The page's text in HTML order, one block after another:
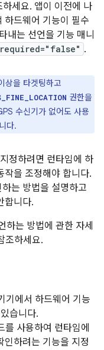
하세요. 앱이 이전에 나
하드웨어 기능이 필수
내는 선언을 기능 매니
.
을 타겟팅하고
권한을
수신기가 없어도 사용
다.
정하려면 런타임에 하
작을 조정해야 합니다.
는 방법을 설명하고
합니다.
하는 방법에 관한 자세
조하세요.
기에서 하드웨어 기능
습니다.
를 사용하여 런타임에
인하려는 기능을 지정